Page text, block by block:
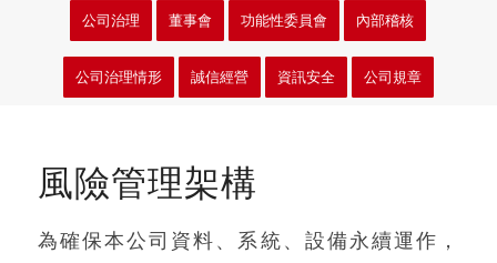
公司治理 董事會 功能性委員會 內部稽核
公司治理情形 誠信經營 資訊安全 公司規章
風險管理架構
為確保本公司資料、系統、設備永續運作，